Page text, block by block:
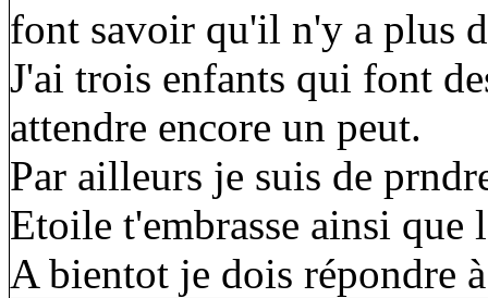
font savoir qu'il n'y a plus
J'ai trois enfants qui font
attendre encore un peut.
Par ailleurs je suis de
Etoile t'embrasse ainsi que
A bientot je dois répondre